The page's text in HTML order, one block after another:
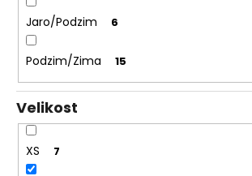
Jaro/Podzim 6
Podzim/Zima 15
Velikost
XS 7